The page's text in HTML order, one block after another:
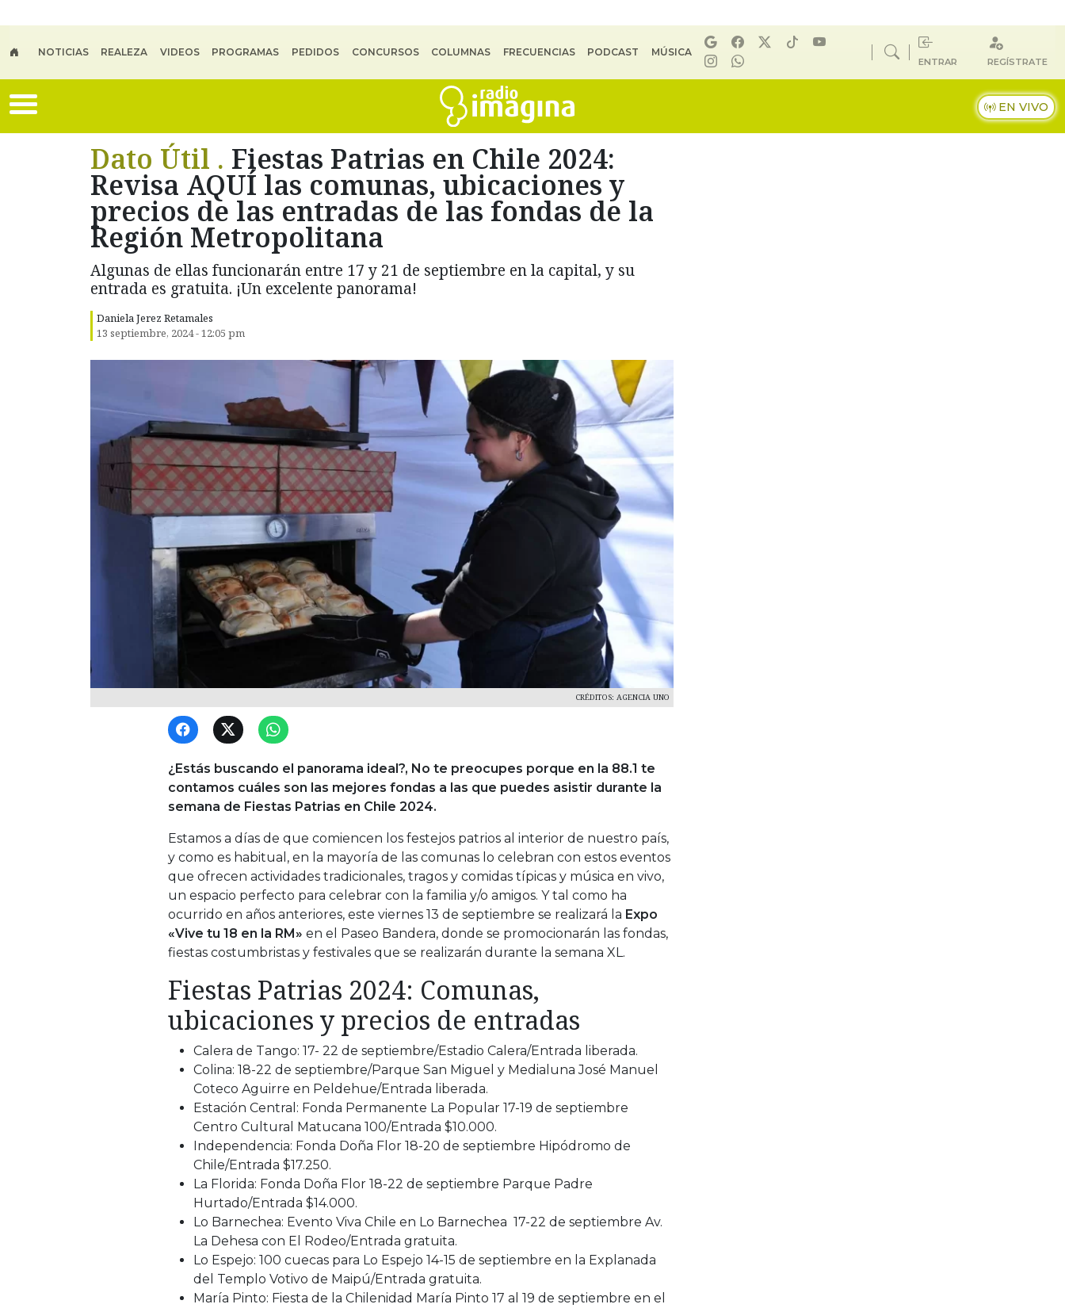
NOTICIAS REALEZA VIDEOS PROGRAMAS PEDIDOS CONCURSOS COLUMNAS FRECUENCIAS PODCAST MÚSICA
ENTRAR REGÍSTRATE
EN VIVO
Dato Útil . Fiestas Patrias en Chile 2024:
Revisa AQUÍ las comunas, ubicaciones y
precios de las entradas de las fondas de la
Región Metropolitana
Algunas de ellas funcionarán entre 17 y 21 de septiembre en la capital, y su
entrada es gratuita. ¡Un excelente panorama!
Daniela Jerez Retamales
13 septiembre, 2024 - 12:05 pm
CRÉDITOS: AGENCIA UNO
¿Estás buscando el panorama ideal?, No te preocupes porque en la 88.1 te
contamos cuáles son las mejores fondas a las que puedes asistir durante la
semana de Fiestas Patrias en Chile 2024.
Estamos a días de que comiencen los festejos patrios al interior de nuestro país,
y como es habitual, en la mayoría de las comunas lo celebran con estos eventos
que ofrecen actividades tradicionales, tragos y comidas típicas y música en vivo,
un espacio perfecto para celebrar con la familia y/o amigos. Y tal como ha
ocurrido en años anteriores, este viernes 13 de septiembre se realizará la Expo
«Vive tu 18 en la RM» en el Paseo Bandera, donde se promocionarán las fondas,
fiestas costumbristas y festivales que se realizarán durante la semana XL.
Fiestas Patrias 2024: Comunas,
ubicaciones y precios de entradas
Calera de Tango: 17- 22 de septiembre/Estadio Calera/Entrada liberada.
Colina: 18-22 de septiembre/Parque San Miguel y Medialuna José Manuel
Coteco Aguirre en Peldehue/Entrada liberada.
Estación Central: Fonda Permanente La Popular 17-19 de septiembre
Centro Cultural Matucana 100/Entrada $10.000.
Independencia: Fonda Doña Flor 18-20 de septiembre Hipódromo de
Chile/Entrada $17.250.
La Florida: Fonda Doña Flor 18-22 de septiembre Parque Padre
Hurtado/Entrada $14.000.
Lo Barnechea: Evento Viva Chile en Lo Barnechea 17-22 de septiembre Av.
La Dehesa con El Rodeo/Entrada gratuita.
Lo Espejo: 100 cuecas para Lo Espejo 14-15 de septiembre en la Explanada
del Templo Votivo de Maipú/Entrada gratuita.
María Pinto: Fiesta de la Chilenidad María Pinto 17 al 19 de septiembre en el